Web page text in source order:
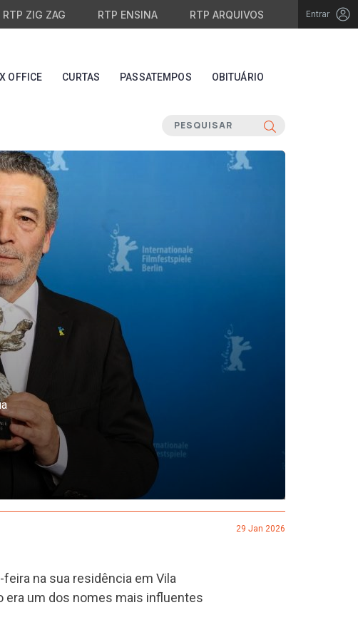
RTP ZIG ZAG RTP ENSINA RTP ARQUIVOS Entrar
OFFICE CURTAS PASSATEMPOS OBITUÁRIO
29 Jan 2026
na sua residência em Vila
era um dos nomes mais influentes